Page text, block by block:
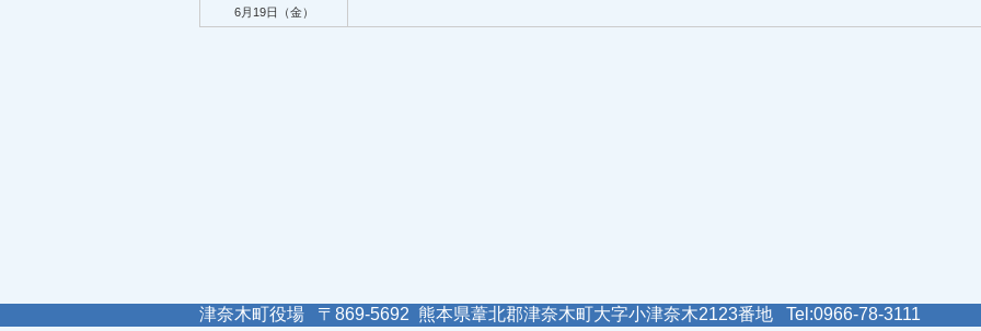
6月19日（金）
津奈木町役場 〒869-5692 熊本県葦北郡津奈木町大字小津奈木2123番地 Tel:0966-78-3111